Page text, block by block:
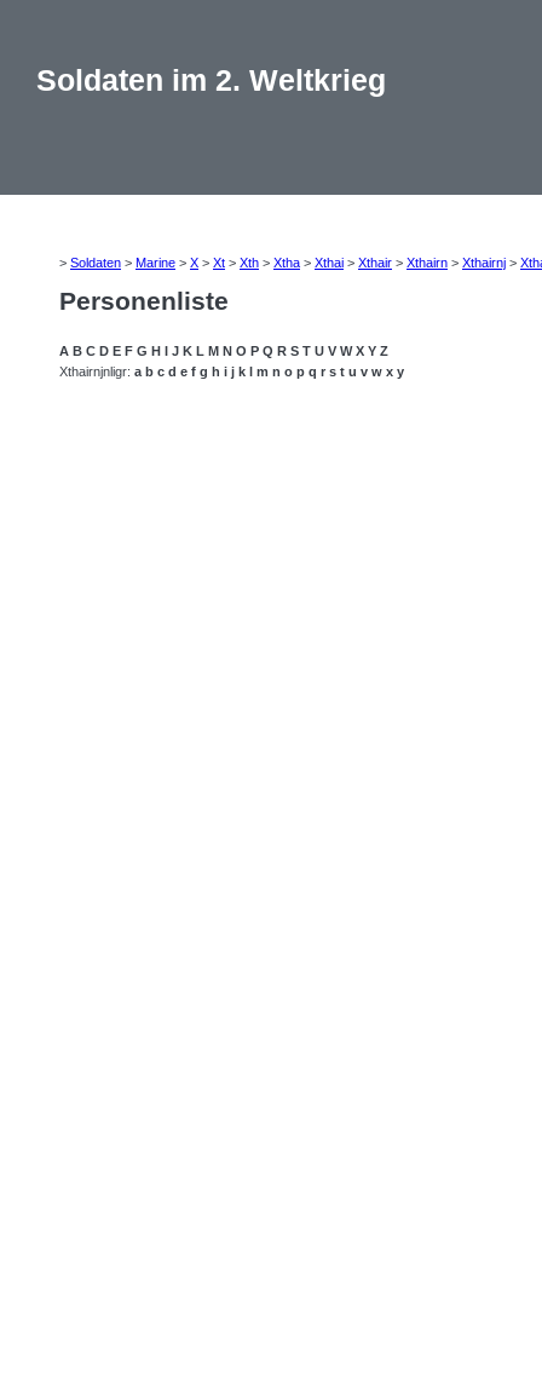
Soldaten im 2. Weltkrieg
> Soldaten > Marine > X > Xt > Xth > Xtha > Xthai > Xthair > Xthairn > Xthairnj >
Personenliste
A B C D E F G H I J K L M N O P Q R S T U V W X Y Z
Xthairnjnligr: a b c d e f g h i j k l m n o p q r s t u v w x y